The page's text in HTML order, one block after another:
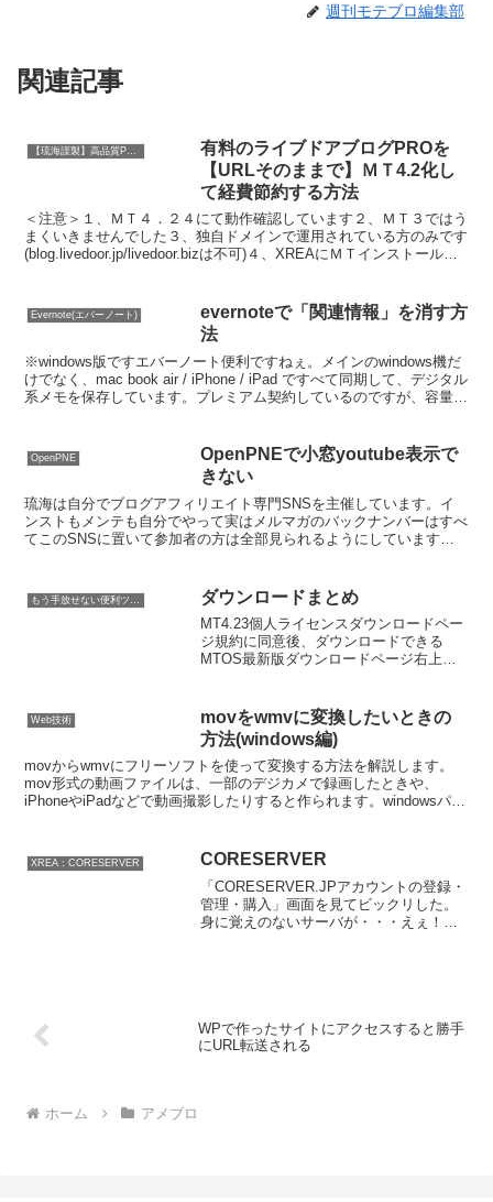
週刊モテブロ編集部
関連記事
【琉海謹製】高品質PDFレポート
有料のライブドアブログPROを
【URLそのままで】ＭＴ4.2化し
て経費節約する方法
＜注意＞１、ＭＴ４．２４にて動作確認しています２、ＭＴ３ではう
まくいきませんでした３、独自ドメインで運用されている方のみです
(blog.livedoor.jp/livedoor.bizは不可)４、XREAにＭＴインストールが
Evernote(エバーノート)
evernoteで「関連情報」を消す方
法
※windows版ですエバーノート便利ですねぇ。メインのwindows機だ
けでなく、mac book air / iPhone / iPad ですべて同期して、デジタル
系メモを保存しています。プレミアム契約しているのですが、容量を
OpenPNE
OpenPNEで小窓youtube表示で
きない
琉海は自分でブログアフィリエイト専門SNSを主催しています。イ
ンストもメンテも自分でやって実はメルマガのバックナンバーはすべ
てこのSNSに置いて参加者の方は全部見られるようにしています
ダウンロードまとめ
MT4.23個人ライセンスダウンロードペー
ジ規約に同意後、ダウンロードできる
MTOS最新版ダウンロードページ右上の
ドページ黄色の「ダウンロード」ボタン
をクリックする...
Web技術
movをwmvに変換したいときの
方法(windows編)
movからwmvにフリーソフトを使って変換する方法を解説します。
mov形式の動画ファイルは、一部のデジカメで録画したときや、
iPhoneやiPadなどで動画撮影したりすると作られます。windowsパソ
XREA：CORESERVER CORESERVER
「CORESERVER.JPアカウントの登録・
管理・購入」画面を見てビックリした。
身に覚えのないサーバが・・・えぇ！？
WPで作ったサイトにアクセスすると勝手
にURL転送される
ホーム アメブロ